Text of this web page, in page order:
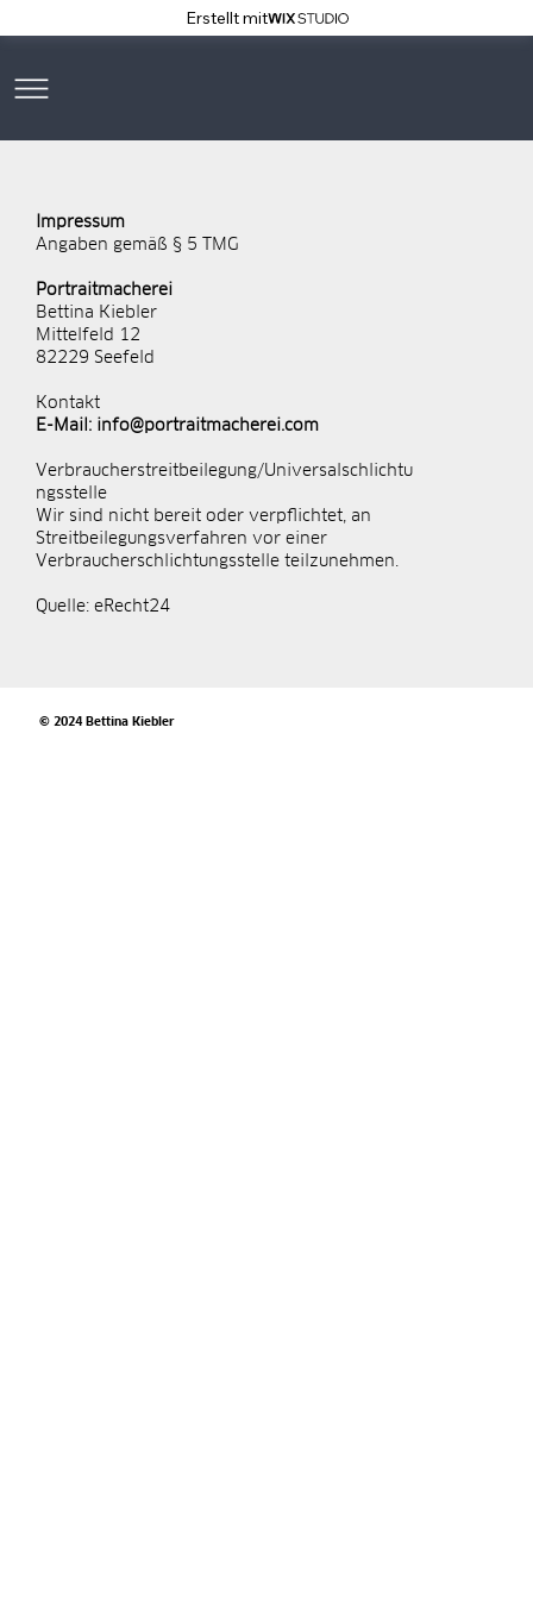
Erstellt mit
Impressum
Angaben gemäß § 5 TMG
Portraitmacherei
Bettina Kiebler
Mittelfeld 12
82229 Seefeld
Kontakt
E-Mail: info@portraitmacherei.com
Verbraucherstreitbeilegung/Universalschlichtu
ngsstelle
Wir sind nicht bereit oder verpflichtet, an
Streitbeilegungsverfahren vor einer
Verbraucherschlichtungsstelle teilzunehmen.
Quelle: eRecht24
© 2024 Bettina Kiebler